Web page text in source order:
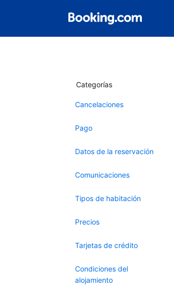
Categorías
Cancelaciones
Pago
Datos de la reservación
Comunicaciones
Tipos de habitación
Precios
Tarjetas de crédito
Condiciones del
alojamiento